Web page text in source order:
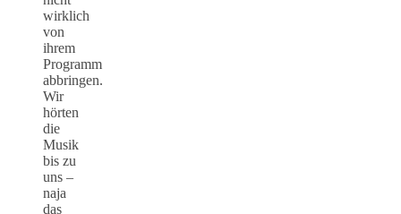
wirklich
von
ihrem
Programm
abbringen.
Wir
hörten
die
Musik
bis zu
uns –
naja
das